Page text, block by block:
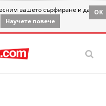
вашето сърфиране и да
Научете повече
OK